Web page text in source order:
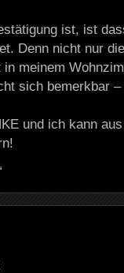
ist, ist
Denn nicht nur
meinem
sich bemerkbar
und ich kann